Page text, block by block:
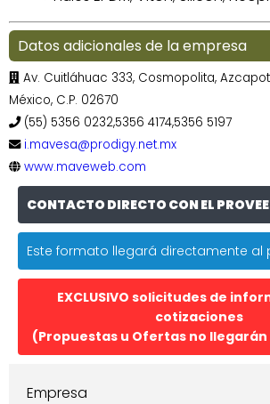
Datos adicionales de la empresa
Av. Cuitláhuac 333, Cosmopolita,
México, C.P. 02670
(55) 5356 0232,5356 4174,5356 5197
i.mavesa@prodigy.net.mx
www.maveweb.com
CONTACTO DIRECTO CON EL
Este formato llegará directamente al
EXCLUSIVO solicitudes de
cotizaciones
(Propuestas u Ofertas no
Empresa